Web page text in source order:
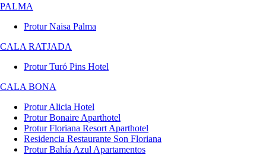
PALMA
Protur Naisa Palma
CALA RATJADA
Protur Turó Pins Hotel
CALA BONA
Protur Alicia Hotel
Protur Bonaire Aparthotel
Protur Floriana Resort Aparthotel
Residencia Restaurante Son Floriana
Protur Bahía Azul Apartamentos